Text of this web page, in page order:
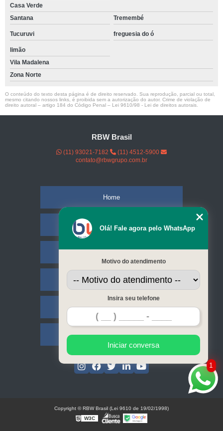
Casa Verde
Santana
Tremembé
Tucuruvi freguesia do ó
limão
Vila Madalena
Zona Norte
O conteúdo do texto desta página é de direito reservado. Sua reprodução, parcial ou total,
mesmo citando nossos links, é proibida sem a autorização do autor. Crime de violação de
direito autoral – artigo 184 do Código Penal – Lei 9610/98 - Lei de direitos autorais
RBW Brasil
(11) 93021-7182
(11) 4512-5900
contato@rbwgrupo.com.br
Home
Empresa
Serviços
Contato
Mapa do site
1
Olá! Fale agora pelo WhatsApp
Motivo do atendimento
Insira seu telefone
Iniciar conversa
Copyright © RBW Brasil (Lei 9610 de 19/02/1998)
W3C